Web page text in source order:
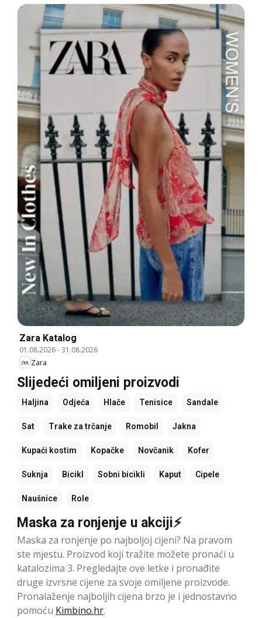
Zara Katalog
01.08.2026-31.08.2026
Zara
Slijedeći omiljeni proizvodi
Haljina Odjeća Hlače Tenisice Sandale
Sat Trake za trčanje Romobil Jakna
Kupaći kostim Kopačke Novčanik Kofer
Suknja Bicikl Sobni bicikli Kaput Cipele
Naušnice Role
Maska za ronjenje u akciji⚡
Maska za ronjenje po najboljoj cijeni? Na pravom
ste mjestu. Proizvod koji tražite možete pronaći u
katalozima 3. Pregledajte ove letke i pronađite
druge izvrsne cijene za svoje omiljene proizvode.
Pronalaženje najboljih cijena brzo je i jednostavno
pomoću Kimbino.hr.